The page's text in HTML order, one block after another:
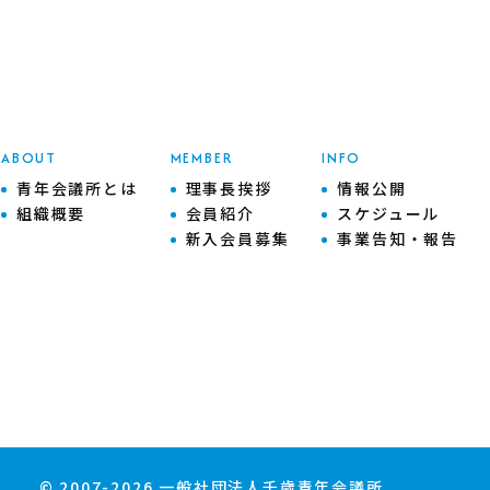
ABOUT
青年会議所とは
組織概要
MEMBER
理事長挨拶
会員紹介
新入会員募集
INFO
情報公開
スケジュール
事業告知・報告